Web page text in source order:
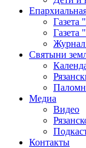
Газета
Газета
Журнал
Святыни
Медиа
Видео
Контакты